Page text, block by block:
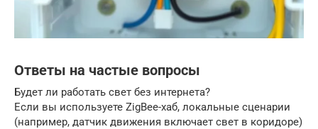
Ответы на частые вопросы
Будет ли работать свет без интернета?
Если вы используете ZigBee-хаб, локальные сценарии
(например, датчик движения включает свет в коридоре)